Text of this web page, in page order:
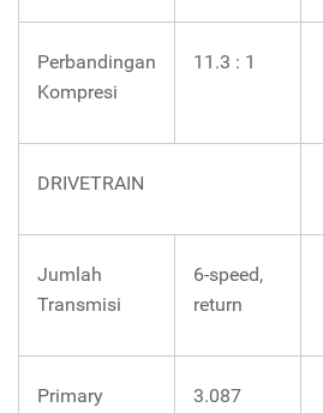
Perbandingan
Kompresi
11.3 : 1
DRIVETRAIN
Jumlah
Transmisi
6-speed,
return
Primary
3.087